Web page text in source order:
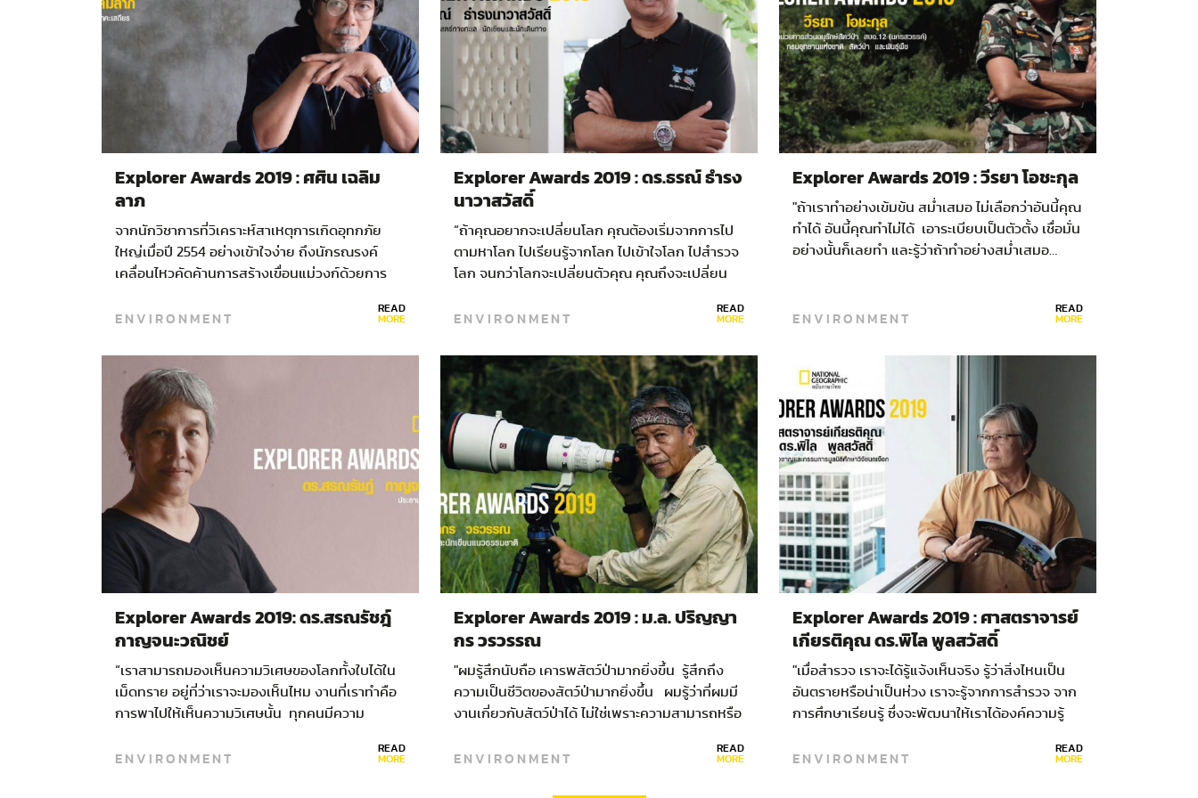
Explorer Awards 2019 : ศศิน เฉลิม
ลาภ
จากนักวิชาการที่วิเคราะห์สาเหตุการเกิดอุทกภัย
ใหญ่เมื่อปี 2554 อย่างเข้าใจง่าย ถึงนักรณรงค์
เคลื่อนไหวคัดค้านการสร้างเขื่อนแม่วงก์ด้วยการ
สังคม และนักอนุรักษ์แถวหน้าที่ออกมาเรียกร้องให้
ล่าสัตว์อย่างจริงจังและไม่เลือกปฏิบัติ…
ENVIRONMENT READ
MORE
Explorer Awards 2019 : ดร.ธรณ์ ธำรง
นาวาสวัสดิ์
“ถ้าคุณอยากจะเปลี่ยนโลก คุณต้องเริ่มจากการไป
ตามหาโลก ไปเรียนรู้จากโลก ไปเข้าใจโลก ไปสำรวจ
โลก จนกว่าโลกจะเปลี่ยนตัวคุณ คุณถึงจะเปลี่ยน
ENVIRONMENT READ
MORE
Explorer Awards 2019 : วีรยา โอชะกุล
"ถ้าเราทำอย่างเข้มข้น สม่ำเสมอ ไม่เลือกว่าอันนี้คุณ
ทำได้ อันนี้คุณทำไม่ได้ เอาระเบียบเป็นตัวตั้ง เชื่อมั่น
อย่างนั้นก็เลยทำ และรู้ว่าถ้าทำอย่างสม่ำเสมอ…
ENVIRONMENT READ
MORE
Explorer Awards 2019: ดร.สรณรัชฎ์
กาญจนะวณิชย์
“เราสามารถมองเห็นความวิเศษของโลกทั้งใบได้ใน
เม็ดทราย อยู่ที่ว่าเราจะมองเห็นไหม งานที่เราทำคือ
การพาไปให้เห็นความวิเศษนั้น ทุกคนมีความ
แล้ว” รู้จักกับ ดร.สรณรัชฎ์ กาญจนะวณิชย์…
ENVIRONMENT READ
MORE
Explorer Awards 2019 : ม.ล. ปริญญา
กร วรวรรณ
"ผมรู้สึกนับถือ เคารพสัตว์ป่ามากยิ่งขึ้น รู้สึกถึง
ความเป็นชีวิตของสัตว์ป่ามากยิ่งขึ้น ผมรู้ว่าที่ผมมี
งานเกี่ยวกับสัตว์ป่าได้ ไม่ใช่เพราะความสามารถหรือ
ให้ผมทำงานเท่านั้นเอง"…
ENVIRONMENT READ
MORE
Explorer Awards 2019 : ศาสตราจารย์
เกียรติคุณ ดร.พิไล พูลสวัสดิ์
"เมื่อสำรวจ เราจะได้รู้แจ้งเห็นจริง รู้ว่าสิ่งไหนเป็น
อันตรายหรือน่าเป็นห่วง เราจะรู้จากการสำรวจ จาก
การศึกษาเรียนรู้ ซึ่งจะพัฒนาให้เราได้องค์ความรู้
ศาสตราจารย์เกียรติคุณ ดร.…
ENVIRONMENT READ
MORE